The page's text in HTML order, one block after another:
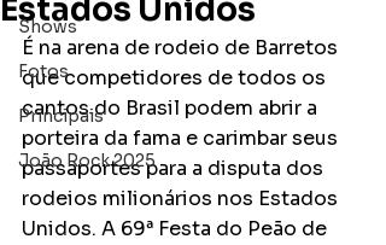
Shows
Fotos
Principais
João Rock 2025
Estados Unidos
É na arena de rodeio de Barretos
que competidores de todos os
cantos do Brasil podem abrir a
porteira da fama e carimbar seus
passaportes para a disputa dos
rodeios milionários nos Estados
Unidos. A 69ª Festa do Peão de